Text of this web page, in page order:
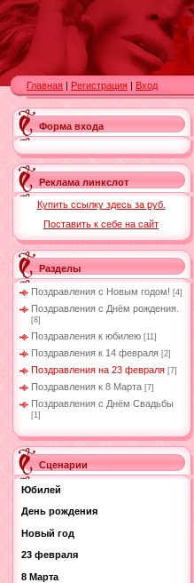
Главная | Регистрация | Вход
Форма входа
Реклама линкслот
Купить ссылку здесь за руб.
Поставить к себе на сайт
Разделы
Поздравления с Новым годом! [4]
Поздравления с Днём рождения.
[8]
Поздравления к юбилею [11]
Поздравления к 14 февраля [2]
Поздравления на 23 февраля [7]
Поздравления к 8 Марта [7]
Поздравления с Днём Свадьбы
[1]
Сценарии
Юбилей
День рождения
Новый год
23 февраля
8 Марта